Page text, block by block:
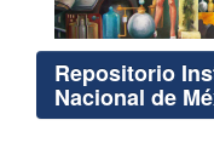
Repositorio
Nacional de